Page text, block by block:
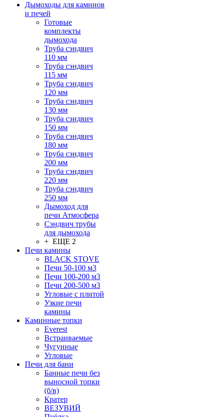
Дымоходы для каминов
и печей
Готовые
комплекты
дымохода
Труба сэндвич
110 мм
Труба сэндвич
115 мм
Труба сэндвич
120 мм
Труба сэндвич
130 мм
Труба сэндвич
150 мм
Труба сэндвич
180 мм
Труба сэндвич
200 мм
Труба сэндвич
220 мм
Труба сэндвич
250 мм
Дымоход для
печи Атмосфера
Сэндвич трубы
для дымохода
+ ЕЩЕ 2
Печи камины
BLACK STOVE
Печи 50-100 м3
Печи 100-200 м3
Печи 200-500 м3
Угловые с плитой
Узкие печи
камины
Каминные топки
Everest
Встраиваемые
Чугунные
Угловые
Печи для бани
Банные печи без
выносной топки
(б/в)
Кратер
ВЕЗУВИЙ